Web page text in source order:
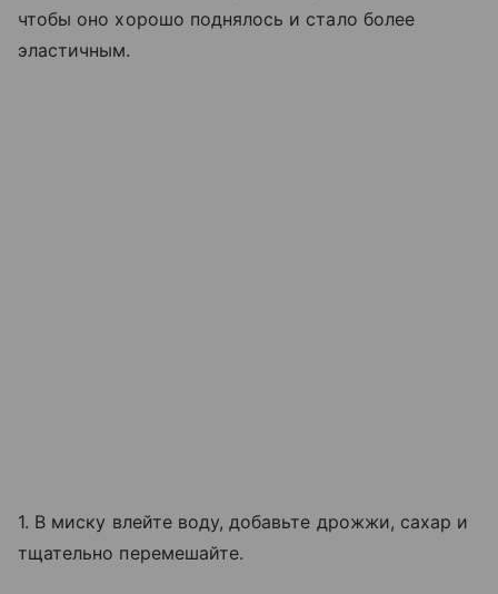
чтобы оно хорошо поднялось и стало более
эластичным.
1. В миску влейте воду, добавьте дрожжи, сахар и
тщательно перемешайте.